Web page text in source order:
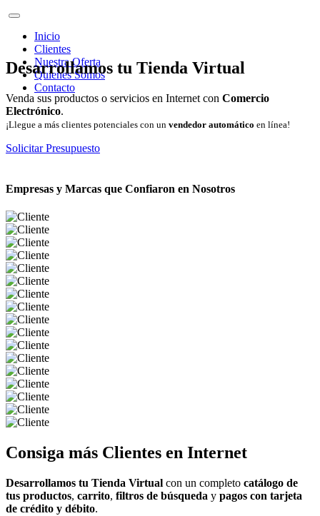
Inicio
Clientes
Nuestra Oferta
Quienes Somos
Contacto
Desarrollamos tu Tienda Virtual
Venda sus productos o servicios en Internet con Comercio
Electrónico.
¡Llegue a más clientes potenciales con un vendedor automático en línea!
Solicitar Presupuesto
Empresas y Marcas que Confiaron en Nosotros
Consiga más Clientes en Internet
Desarrollamos tu Tienda Virtual con un completo catálogo de
tus productos, carrito, filtros de búsqueda y pagos con tarjeta
de crédito y débito.